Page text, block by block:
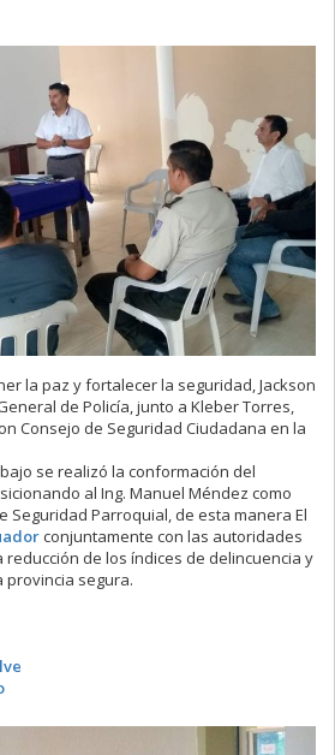
la paz y fortalecer la seguridad, Jackson
de Policía, junto a Kleber Torres,
Consejo de Seguridad Ciudadana en la
se realizó la conformación del
al Ing. Manuel Méndez como
Seguridad Parroquial, de esta manera El
conjuntamente con las autoridades
de los índices de delincuencia y
segura.